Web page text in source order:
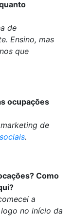
de
Ensino, mas
que
ocupações
de
.
Como
a
no início da